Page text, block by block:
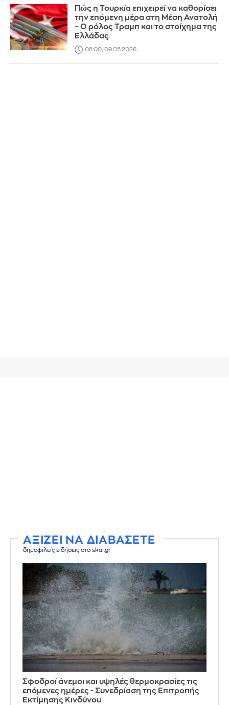
Πώς η Τουρκία επιχειρεί να καθορίσει
την επόμενη μέρα στη Μέση Ανατολή
– Ο ρόλος Τραμπ και το στοίχημα της
Ελλάδας
08:00, 09.05.2026
ΑΞΙΖΕΙ ΝΑ ΔΙΑΒΑΣΕΤΕ
δημοφιλείς ειδήσεις στο skai.gr
Σφοδροί άνεμοι και υψηλές θερμοκρασίες τις
επόμενες ημέρες - Συνεδρίαση της Επιτροπής
Εκτίμησης Κινδύνου